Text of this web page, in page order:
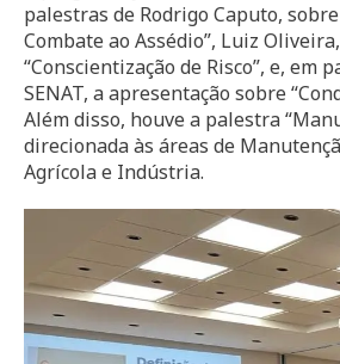
palestras de Rodrigo Caputo,
Combate ao Assédio”, Luiz
“Conscientização de Risco”, e, em
SENAT, a apresentação sobre
Além disso, houve a palestra
direcionada às áreas de
Agrícola e Indústria.